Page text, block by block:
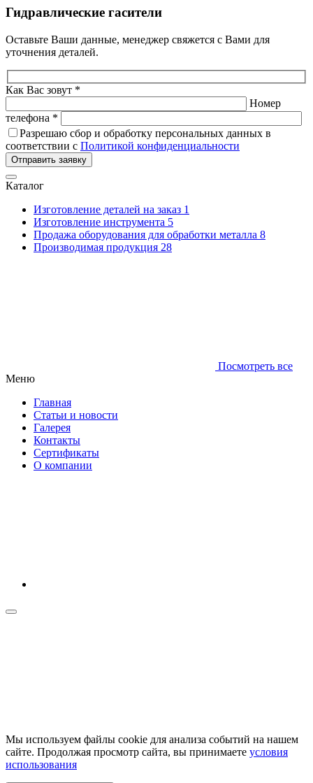
Гидравлические гасители
Оставьте Ваши данные, менеджер свяжется с Вами для
уточнения деталей.
Как Вас зовут *
Номер
телефона *
Разрешаю сбор и обработку персональных данных в
соответствии с Политикой конфиденциальности
Отправить заявку
Каталог
Изготовление деталей на заказ 1
Изготовление инструмента 5
Продажа оборудования для обработки металла 8
Производимая продукция 28
Посмотреть все
Меню
Главная
Статьи и новости
Галерея
Контакты
Сертификаты
О компании
Мы используем файлы cookie для анализа событий на нашем
сайте. Продолжая просмотр сайта, вы принимаете условия
использования